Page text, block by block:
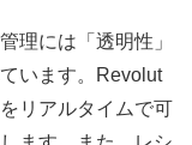
理には「透明性」
います。Revolut
リアルタイムで可